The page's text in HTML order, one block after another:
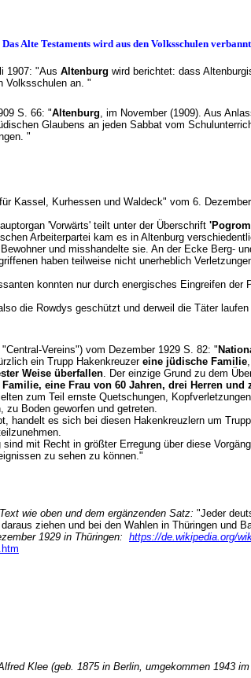
Alte Testaments wird aus den Volksschulen
1907: "Aus Altenburg wird berichtet: dass
Volksschulen an. "
S. 66: "Altenburg, im November (1909). Aus
Glaubens an jeden Sabbat vom
"
Kassel, Kurhessen und Waldeck" vom 6.
'Vorwärts' teilt unter der Überschrift
Arbeiterpartei kam es in Altenburg
und misshandelte sie. An der Ecke Berg-
haben teilweise nicht unerheblich
konnten nur durch energisches Eingreifen
die Rowdys geschützt und derweil die Täter
Vereins") vom Dezember 1929 S. 82: "
ein Trupp Hakenkreuzer eine jüdische Familie
Weise überfallen. Der einzige Grund zu dem
eine Frau von 60 Jahren, drei Herren
zum Teil ernste Quetschungen,
zu Boden geworfen und getreten.
handelt es sich bei diesen Hakenkreuzlern um
mit Recht in größter Erregung über diese
zu sehen zu können."
Text wie oben und dem ergänzenden Satz: "Jeder
ziehen und bei den Wahlen in Thüringen und
1929 in Thüringen: https://de.wikipedia.org/
Klee (geb. 1875 in Berlin, umgekommen 1943